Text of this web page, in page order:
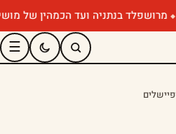
בנתניה ועד הכמהין של מושיק
☰